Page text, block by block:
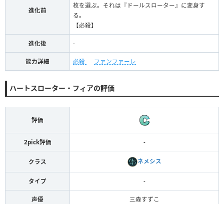
進化前
枚を選ぶ。それは『ドールスローター』に変身す
る。
【必殺】
進化後 -
能力詳細 必殺 ファンファーレ
ハートスローター・フィアの評価
評価
2pick評価 -
クラス ネメシス
タイプ -
声優 三森すずこ